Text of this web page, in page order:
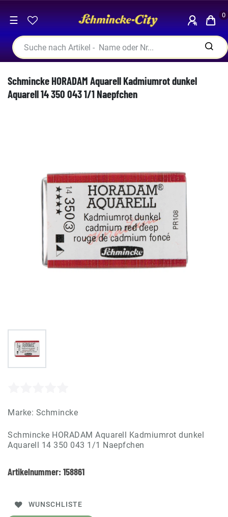
☰ 0
Schmincke HORADAM Aquarell Kadmiumrot dunkel
Aquarell 14 350 043 1/1 Naepfchen
Marke: Schmincke
Schmincke HORADAM Aquarell Kadmiumrot dunkel
Aquarell 14 350 043 1/1 Naepfchen
Artikelnummer: 158861
WUNSCHLISTE